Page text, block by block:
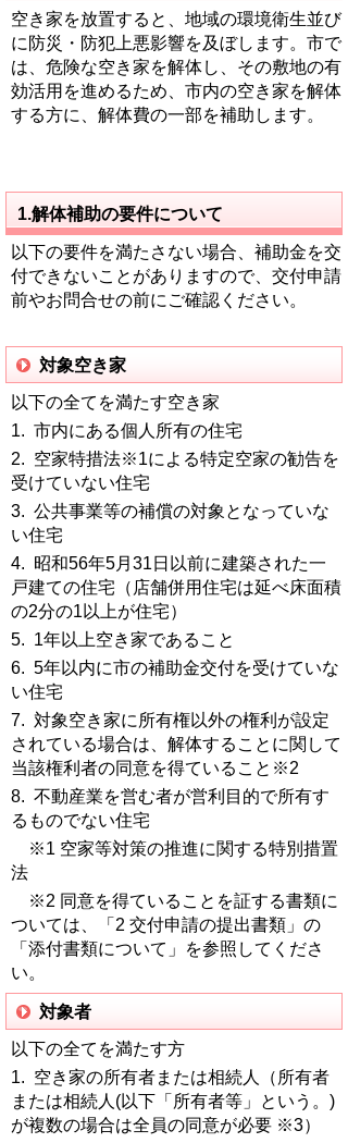
空き家を放置すると、地域の環境衛生並び
に防災・防犯上悪影響を及ぼします。市で
は、危険な空き家を解体し、その敷地の有
効活用を進めるため、市内の空き家を解体
する方に、解体費の一部を補助します。
1.解体補助の要件について
以下の要件を満たさない場合、補助金を交
付できないことがありますので、交付申請
前やお問合せの前にご確認ください。
対象空き家
以下の全てを満たす空き家
1. 市内にある個人所有の住宅
2. 空家特措法※1による特定空家の勧告を
受けていない住宅
3. 公共事業等の補償の対象となっていな
い住宅
4. 昭和56年5月31日以前に建築された一
戸建ての住宅（店舗併用住宅は延べ床面積
の2分の1以上が住宅）
5. 1年以上空き家であること
6. 5年以内に市の補助金交付を受けていな
い住宅
7. 対象空き家に所有権以外の権利が設定
されている場合は、解体することに関して
当該権利者の同意を得ていること※2
8. 不動産業を営む者が営利目的で所有す
るものでない住宅
※1 空家等対策の推進に関する特別措置
法
※2 同意を得ていることを証する書類に
ついては、「2 交付申請の提出書類」の
「添付書類について」を参照してくださ
い。
対象者
以下の全てを満たす方
1. 空き家の所有者または相続人（所有者
または相続人(以下「所有者等」という。)
が複数の場合は全員の同意が必要 ※3）